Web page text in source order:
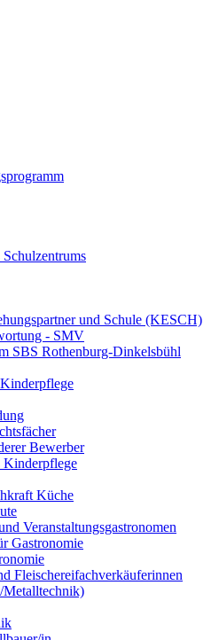
und Schule (KESCH)
- SMV
SBS Rothenburg-Dinkelsbühl
Bewerber
Küche
Veranstaltungsgastronomen
Gastronomie
Fleischereifachverkäuferinnen
Metalltechnik)